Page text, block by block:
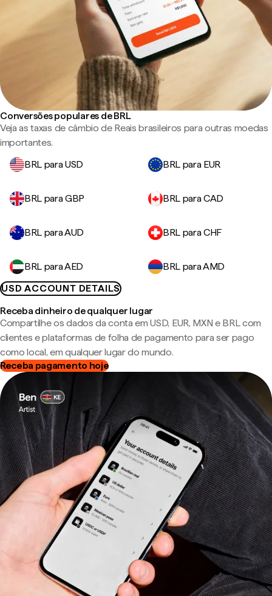
Conversões populares de BRL
Veja as taxas de câmbio de Reais brasileiros para outras moedas
importantes.
BRL para USD
BRL para EUR
BRL para GBP BRL para CAD
BRL para AUD BRL para CHF
BRL para AED
BRL para AMD
USD ACCOUNT DETAILS
Receba dinheiro de qualquer lugar
Compartilhe os dados da conta em USD, EUR, MXN e BRL com
clientes e plataformas de folha de pagamento para ser pago
como local, em qualquer lugar do mundo.
Receba pagamento hoje